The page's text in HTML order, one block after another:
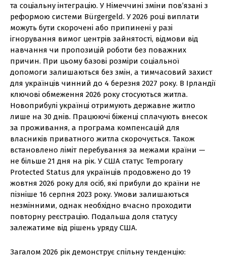
та соціальну інтеграцію. У Німеччині зміни пов’язані з
реформою системи Bürgergeld. У 2026 році виплати
можуть бути скорочені або припинені у разі
ігнорування вимог центрів зайнятості, відмови від
навчання чи пропозицій роботи без поважних
причин. При цьому базові розміри соціальної
допомоги залишаються без змін, а тимчасовий захист
для українців чинний до 4 березня 2027 року. В Ірландії
ключові обмеження 2026 року стосуються житла.
Новоприбулі українці отримують державне житло
лише на 30 днів. Працюючі біженці сплачують внесок
за проживання, а програма компенсацій для
власників приватного житла скорочується. Також
встановлено ліміт перебування за межами країни —
не більше 21 дня на рік. У США статус Temporary
Protected Status для українців продовжено до 19
жовтня 2026 року для осіб, які прибули до країни не
пізніше 16 серпня 2023 року. Умови залишаються
незмінними, однак необхідно вчасно проходити
повторну реєстрацію. Подальша доля статусу
залежатиме від рішень уряду США.
Загалом 2026 рік демонструє спільну тенденцію: